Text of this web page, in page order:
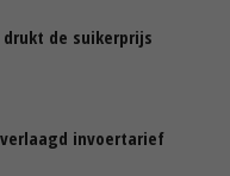
de suikerprijs
invoertarief